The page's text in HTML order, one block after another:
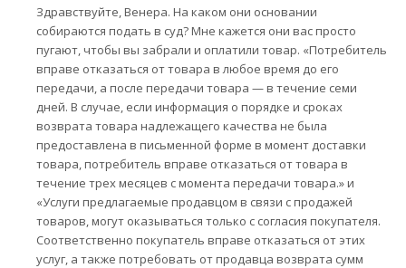
Здравствуйте, Венера. На каком они основании
собираются подать в суд? Мне кажется они вас просто
пугают, чтобы вы забрали и оплатили товар. «Потребитель
вправе отказаться от товара в любое время до его
передачи, а после передачи товара — в течение семи
дней. В случае, если информация о порядке и сроках
возврата товара надлежащего качества не была
предоставлена в письменной форме в момент доставки
товара, потребитель вправе отказаться от товара в
течение трех месяцев с момента передачи товара.» и
«Услуги предлагаемые продавцом в связи с продажей
товаров, могут оказываться только с согласия покупателя.
Соответственно покупатель вправе отказаться от этих
услуг, а также потребовать от продавца возврата сумм